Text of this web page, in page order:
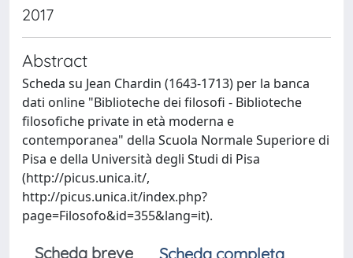
2017
Abstract
Scheda su Jean Chardin (1643-1713) per la banca
dati online "Biblioteche dei filosofi - Biblioteche
filosofiche private in età moderna e
contemporanea" della Scuola Normale Superiore di
Pisa e della Università degli Studi di Pisa
(http://picus.unica.it/,
http://picus.unica.it/index.php?
page=Filosofo&id=355&lang=it).
Scheda breve
Scheda completa